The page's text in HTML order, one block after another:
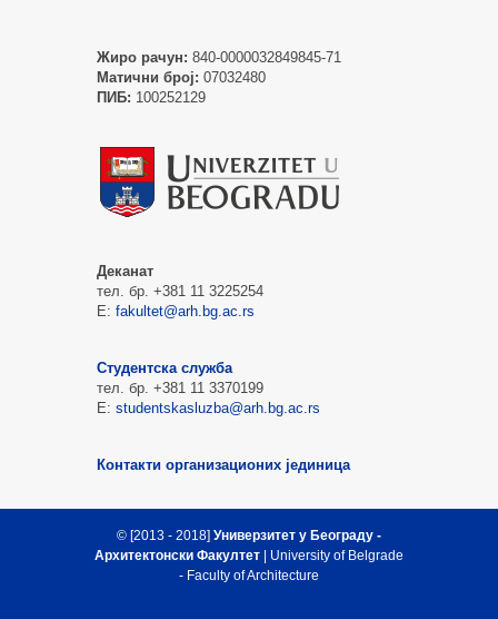
Жиро рачун: 840-0000032849845-71
Матични број: 07032480
ПИБ: 100252129
Деканат
тел. бр. +381 11 3225254
Е: fakultet@arh.bg.ac.rs
Студентска служба
тел. бр. +381 11 3370199
Е: studentskasluzba@arh.bg.ac.rs
Контакти организационих јединица
© [2013 - 2018] Универзитет у Београду -
Архитектонски Факултет | University of Belgrade
- Faculty of Architecture